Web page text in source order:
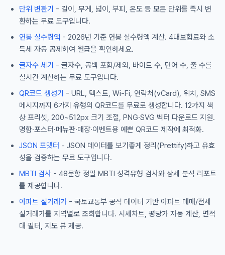
단위 변환기 - 길이, 무게, 넓이, 부피, 온도 등 모든 단위를 즉시 변
환하는 무료 도구입니다.
연봉 실수령액 - 2026년 기준 연봉 실수령액 계산. 4대보험료와 소
득세 자동 공제하여 월급을 확인하세요.
글자수 세기 - 글자수, 공백 포함/제외, 바이트 수, 단어 수, 줄 수를
실시간 계산하는 무료 도구입니다.
QR코드 생성기 - URL, 텍스트, Wi-Fi, 연락처(vCard), 위치, SMS
메시지까지 6가지 유형의 QR코드를 무료로 생성합니다. 12가지 색
상 프리셋, 200~512px 크기 조절, PNG·SVG 벡터 다운로드 지원.
명함·포스터·메뉴판·매장·이벤트용 예쁜 QR코드 제작에 최적화.
JSON 포맷터 - JSON 데이터를 보기좋게 정리(Prettify)하고 유효
성을 검증하는 무료 도구입니다.
MBTI 검사 - 48문항 정밀 MBTI 성격유형 검사와 상세 분석 리포트
를 제공합니다.
아파트 실거래가 - 국토교통부 공식 데이터 기반 아파트 매매/전세
실거래가를 지역별로 조회합니다. 시세차트, 평당가 자동 계산, 면적
대 필터, 지도 뷰 제공.